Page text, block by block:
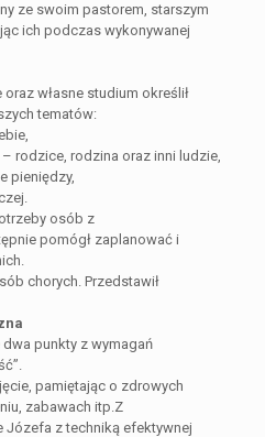
ze swoim pastorem, starszym
ich podczas wykonywanej
własne studium określił
tematów:
rodzice, rodzina oraz inni ludzie,
pieniędzy,
osób z
pomógł zaplanować i
chorych. Przedstawił
dwa punkty z wymagań
pamiętając o zdrowych
zabawach itp.Z
Józefa z techniką efektywnej